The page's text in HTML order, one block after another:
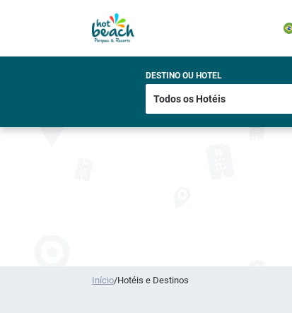
DESTINO OU HOTEL
Início/Hotéis e Destinos